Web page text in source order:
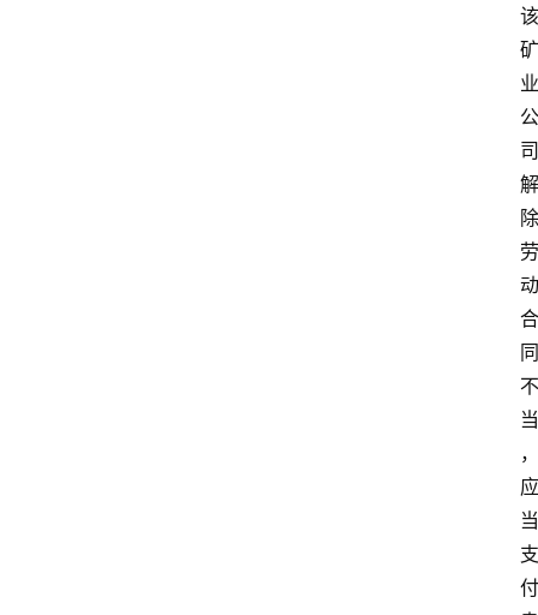
该
矿
业
公
司
解
除
劳
动
合
同
不
当
，
应
当
支
付